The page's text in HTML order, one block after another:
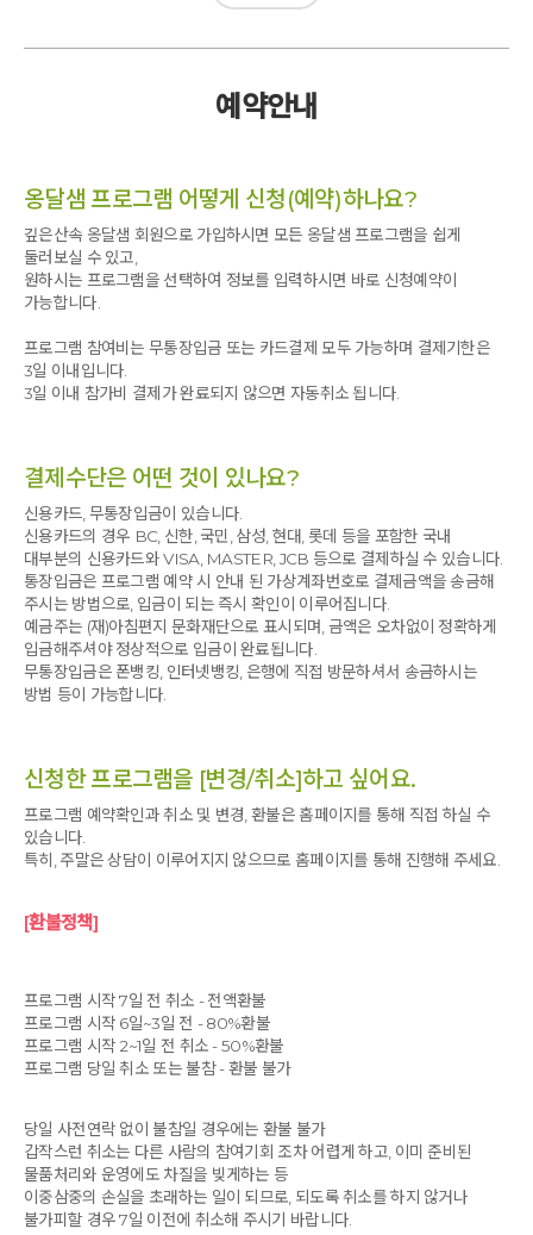
좋고,싫고 ,옳고,그름으로 세상을 바라봤다.
올라도 문제 내려도 문제였다.
'저 친구는 많이 벌었겠지?'
난~~~
토막을 치고 있다
결핍과 강박으로 난 지친다.
내면혁명 속에서 고요한 내면의 세계로 인도해 주시는 라의형브라더를 만났다.
액티브명상, 근막이완,성공으로 가는 9가지 계명 속에서 깨달음의 세계로 나를 인도해 주었다.
한 인격체로 선입감 없이 손가락 끝으로 만나고 내어준 어깨에 손을 올려 따뜻한 마음을 전하고 눈과
눈이 만나 눈물을 쏟아내며 가슴과 가슴이 만나 서로의 감동을 나눴다.
예약안내
옹달샘 프로그램 어떻게 신청(예약)하나요?
깊은산속 옹달샘 회원으로 가입하시면 모든 옹달샘 프로그램을 쉽게
둘러보실 수 있고,
원하시는 프로그램을 선택하여 정보를 입력하시면 바로 신청예약이
가능합니다.
프로그램 참여비는 무통장입금 또는 카드결제 모두 가능하며 결제기한은
3일 이내입니다.
3일 이내 참가비 결제가 완료되지 않으면 자동취소 됩니다.
결제수단은 어떤 것이 있나요?
신용카드, 무통장입금이 있습니다.
신용카드의 경우 BC, 신한, 국민, 삼성, 현대, 롯데 등을 포함한 국내
대부분의 신용카드와 VISA, MASTER, JCB 등으로 결제하실 수 있습니다.
통장입금은 프로그램 예약 시 안내 된 가상계좌번호로 결제금액을 송금해
주시는 방법으로, 입금이 되는 즉시 확인이 이루어집니다.
예금주는 (재)아침편지 문화재단으로 표시되며, 금액은 오차없이 정확하게
입금해주셔야 정상적으로 입금이 완료됩니다.
무통장입금은 폰뱅킹, 인터넷뱅킹, 은행에 직접 방문하셔서 송금하시는
방법 등이 가능합니다.
신청한 프로그램을 [변경/취소]하고 싶어요.
프로그램 예약확인과 취소 및 변경, 환불은 홈페이지를 통해 직접 하실 수
있습니다.
특히, 주말은 상담이 이루어지지 않으므로 홈페이지를 통해 진행해 주세요.
[환불정책]
프로그램 시작 7일 전 취소 - 전액환불
프로그램 시작 6일~3일 전 - 80%환불
프로그램 시작 2~1일 전 취소 - 50%환불
프로그램 당일 취소 또는 불참 - 환불 불가
당일 사전연락 없이 불참일 경우에는 환불 불가
갑작스런 취소는 다른 사람의 참여기회 조차 어렵게 하고, 이미 준비된
물품처리와 운영에도 차질을 빚게하는 등
이중삼중의 손실을 초래하는 일이 되므로, 되도록 취소를 하지 않거나
불가피할 경우 7일 이전에 취소해 주시기 바랍니다.